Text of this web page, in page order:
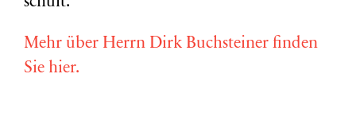
Mehr über Herrn Dirk Buchsteiner finden
Sie hier.